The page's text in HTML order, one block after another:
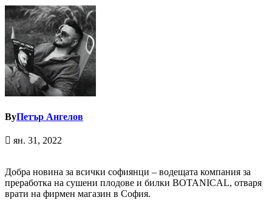
ByПетър Ангелов
ян. 31, 2022
Добра новина за всички софиянци – водещата компания за
преработка на сушени плодове и билки BOTANICAL, отваря
врати на фирмен магазин в София.